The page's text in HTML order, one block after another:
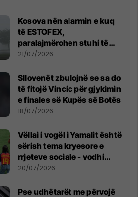
Kosova nën alarmin e kuq
të ESTOFEX,
paralajmërohen stuhi të
fuqishme me breshër dhe
21/07/2026
Sllovenët zbulojnë se sa do
të fitojë Vincic për gjykimin
e finales së Kupës së Botës
18/07/2026
Vëllai i vogël i Yamalit është
sërish tema kryesore e
rrjeteve sociale - vodhi
vëmendjen pas finales së
20/07/2026
Pse udhëtarët me përvojë